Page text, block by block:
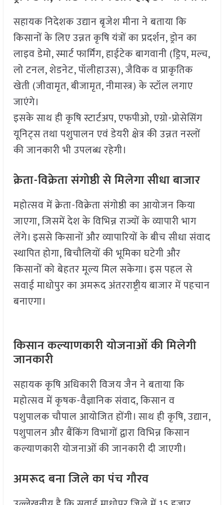
सहायक निदेशक उद्यान बृजेश मीना ने बताया कि
किसानों के लिए उन्नत कृषि यंत्रों का प्रदर्शन, ड्रोन का
लाइव डेमो, स्मार्ट फार्मिंग, हाईटेक बागवानी (ड्रिप, मल्च,
लो टनल, शेडनेट, पॉलीहाउस), जैविक व प्राकृतिक
खेती (जीवामृत, बीजामृत, नीमास्त्र) के स्टॉल लगाए
जाएंगे।
इसके साथ ही कृषि स्टार्टअप, एफपीओ, एग्रो-प्रोसेसिंग
यूनिट्स तथा पशुपालन एवं डेयरी क्षेत्र की उन्नत नस्लों
की जानकारी भी उपलब्ध रहेगी।
क्रेता-विक्रेता संगोष्ठी से मिलेगा सीधा बाजार
महोत्सव में क्रेता-विक्रेता संगोष्ठी का आयोजन किया
जाएगा, जिसमें देश के विभिन्न राज्यों के व्यापारी भाग
लेंगे। इससे किसानों और व्यापारियों के बीच सीधा संवाद
स्थापित होगा, बिचौलियों की भूमिका घटेगी और
किसानों को बेहतर मूल्य मिल सकेगा। इस पहल से
सवाई माधोपुर का अमरूद अंतरराष्ट्रीय बाजार में पहचान
बनाएगा।
किसान कल्याणकारी योजनाओं की मिलेगी
जानकारी
सहायक कृषि अधिकारी विजय जैन ने बताया कि
महोत्सव में कृषक-वैज्ञानिक संवाद, किसान व
पशुपालक चौपाल आयोजित होंगी। साथ ही कृषि, उद्यान,
पशुपालन और बैंकिंग विभागों द्वारा विभिन्न किसान
कल्याणकारी योजनाओं की जानकारी दी जाएगी।
अमरूद बना जिले का पंच गौरव